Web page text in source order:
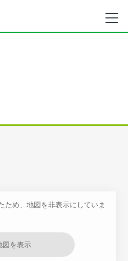
ため、地図を非表示にしていま
図を表示